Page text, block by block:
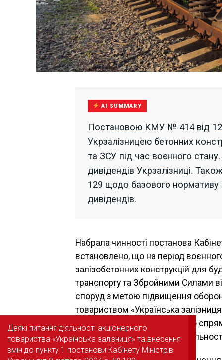
AI SUMMARY
Постановою КМУ № 414 від
Укрзалізницею бетонних
та ЗСУ під час воєнного
дивідендів Укрзалізниці.
129 щодо базового нормативу
дивідендів.
Набрала чинності постанова
встановлено, що на період
залізобетонних конструкцій для
транспорту та Збройними Силами
споруд з метою підвищення
товариством «Українська
частини чистого прибутку, що
фінансово-господарської
Деякі питання діяльності акціонерного
товариства «Українська залізниця» та внесення
змін до пункту 1 постанови Кабінету Міністрів
Деякі питання діяльності акціонерного
товариства «Українська залізниця» та внесення
змін до пункту 1 постанови Кабінету Міністрів